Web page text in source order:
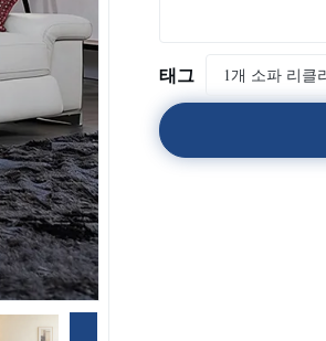
태그 1개 소파 리클